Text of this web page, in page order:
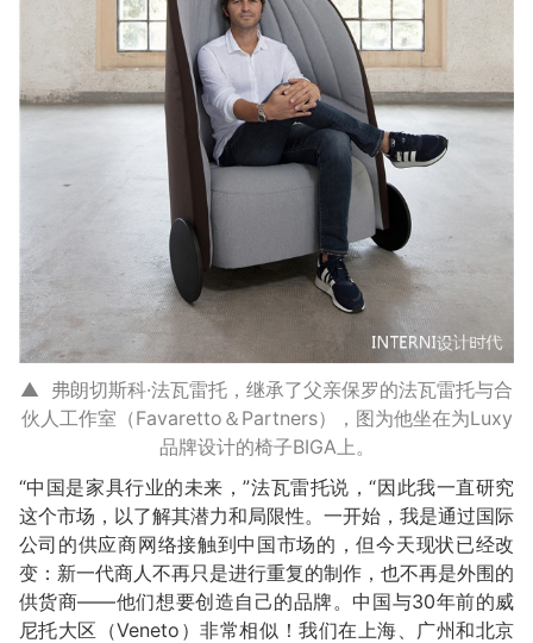
▲ 弗朗切斯科·法瓦雷托，继承了父亲保罗的法瓦雷托与合
伙人工作室（Favaretto＆Partners），图为他坐在为Luxy
品牌设计的椅子BIGA上。
“中国是家具行业的未来，”法瓦雷托说，“因此我一直研究
这个市场，以了解其潜力和局限性。一开始，我是通过国际
公司的供应商网络接触到中国市场的，但今天现状已经改
变：新一代商人不再只是进行重复的制作，也不再是外围的
供货商——他们想要创造自己的品牌。中国与30年前的威
尼托大区（Veneto）非常相似！我们在上海、广州和北京